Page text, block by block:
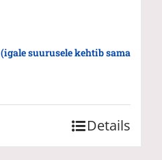
(igale suurusele kehtib sama
Details